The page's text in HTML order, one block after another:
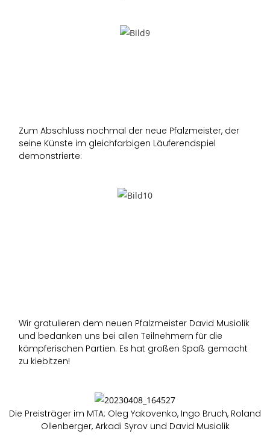
Zum Abschluss nochmal der neue Pfalzmeister, der
seine Künste im gleichfarbigen Läuferendspiel
demonstrierte:
Wir gratulieren dem neuen Pfalzmeister David Musiolik
und bedanken uns bei allen Teilnehmern für die
kämpferischen Partien. Es hat großen Spaß gemacht
zu kiebitzen!
Die Preisträger im MTA: Oleg Yakovenko, Ingo Bruch, Roland
Ollenberger, Arkadi Syrov und David Musiolik